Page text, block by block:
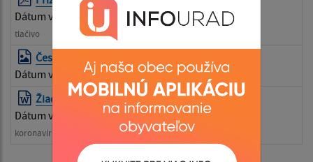
Dátum vyvesenia:
09.01.2025
tlačivo
Čestné vyhlásenie k žiadosti
Dátum vyvesenia: 26.03.2020
Žiadosť o ošetrovné | DOC | 0.11 Mb
Dátum vyvesenia:
16.03.2020
koronavírus